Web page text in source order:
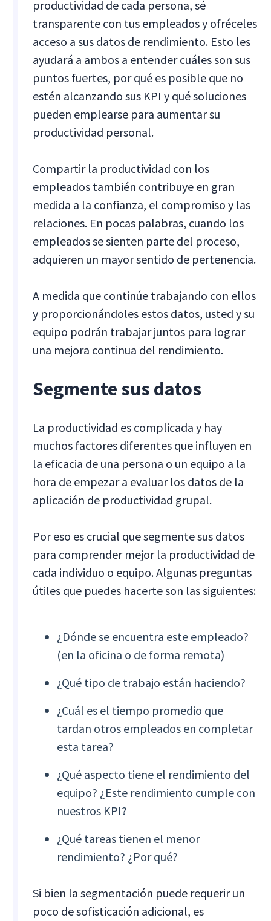
productividad de cada persona, sé
transparente con tus empleados y ofréceles
acceso a sus datos de rendimiento. Esto les
ayudará a ambos a entender cuáles son sus
puntos fuertes, por qué es posible que no
estén alcanzando sus KPI y qué soluciones
pueden emplearse para aumentar su
productividad personal.
Compartir la productividad con los
empleados también contribuye en gran
medida a la confianza, el compromiso y las
relaciones. En pocas palabras, cuando los
empleados se sienten parte del proceso,
adquieren un mayor sentido de pertenencia.
A medida que continúe trabajando con ellos
y proporcionándoles estos datos, usted y su
equipo podrán trabajar juntos para lograr
una mejora continua del rendimiento.
Segmente sus datos
La productividad es complicada y hay
muchos factores diferentes que influyen en
la eficacia de una persona o un equipo a la
hora de empezar a evaluar los datos de la
aplicación de productividad grupal.
Por eso es crucial que segmente sus datos
para comprender mejor la productividad de
cada individuo o equipo. Algunas preguntas
útiles que puedes hacerte son las siguientes:
¿Dónde se encuentra este empleado?
(en la oficina o de forma remota)
¿Qué tipo de trabajo están haciendo?
¿Cuál es el tiempo promedio que
tardan otros empleados en completar
esta tarea?
¿Qué aspecto tiene el rendimiento del
equipo? ¿Este rendimiento cumple con
nuestros KPI?
¿Qué tareas tienen el menor
rendimiento? ¿Por qué?
Si bien la segmentación puede requerir un
poco de sofisticación adicional, es